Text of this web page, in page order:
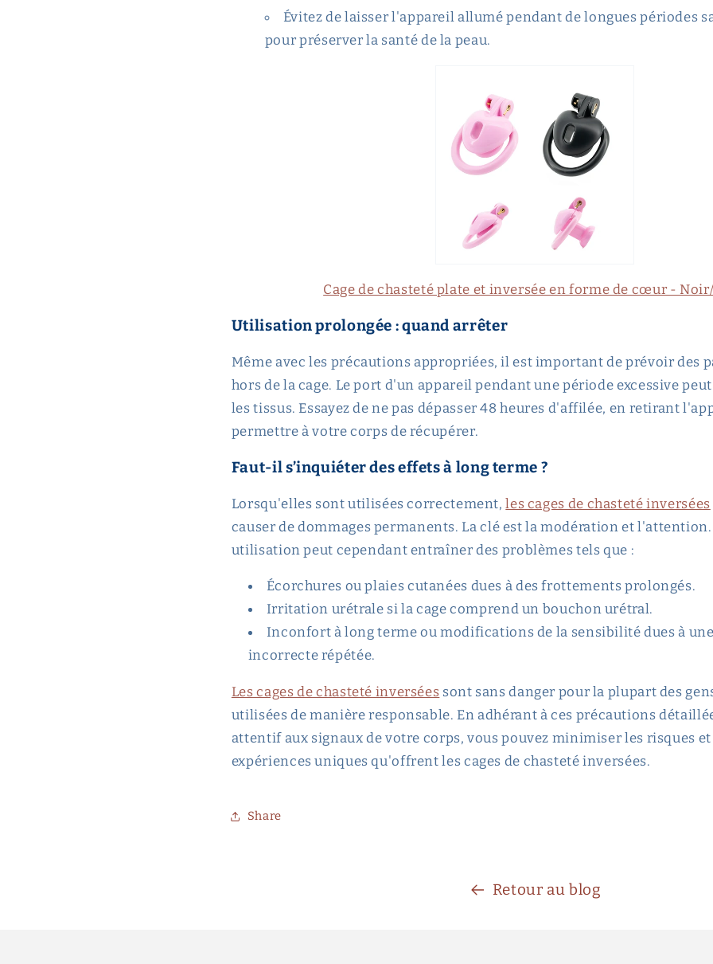
Évitez de laisser l'appareil allumé pendant de longues périodes
pour préserver la santé de la peau.
Cage de chasteté plate et inversée en forme de cœur -
Utilisation prolongée : quand arrêter
Même avec les précautions appropriées, il est important de prévoir des
hors de la cage. Le port d'un appareil pendant une période excessive
les tissus. Essayez de ne pas dépasser 48 heures d'affilée, en retirant
permettre à votre corps de récupérer.
Faut-il s’inquiéter des effets à long terme ?
Lorsqu'elles sont utilisées correctement,les cages de chasteté inversées
causer de dommages permanents. La clé est la modération et
utilisation peut cependant entraîner des problèmes tels que :
Écorchures ou plaies cutanées dues à des frottements prolongés.
Irritation urétrale si la cage comprend un bouchon urétral.
Inconfort à long terme ou modifications de la sensibilité dues à
incorrecte répétée.
Les cages de chasteté inversées sont sans danger pour la plupart des
utilisées de manière responsable. En adhérant à ces précautions
attentif aux signaux de votre corps, vous pouvez minimiser les risques
expériences uniques qu'offrent les cages de chasteté inversées.
Share
Retour au blog